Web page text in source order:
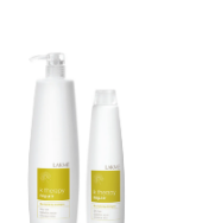
LAKMÉ
K.THERAPY Peeling